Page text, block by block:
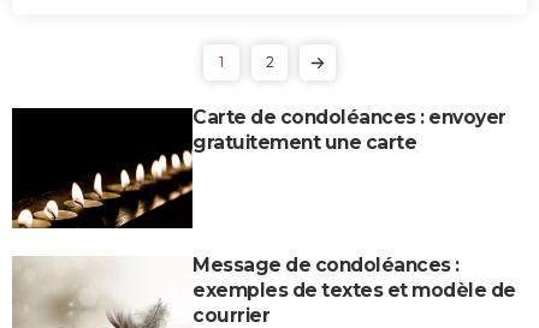
1 2
Carte de condoléances : envoyer
gratuitement une carte
Message de condoléances :
exemples de textes et modèle de
courrier